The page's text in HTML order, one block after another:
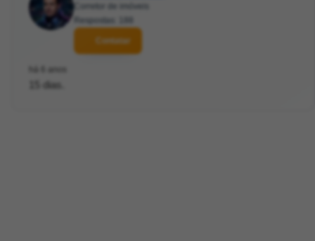
Corretor de imóveis
Respostas: 188
Contatar
há 6 anos
15 dias.